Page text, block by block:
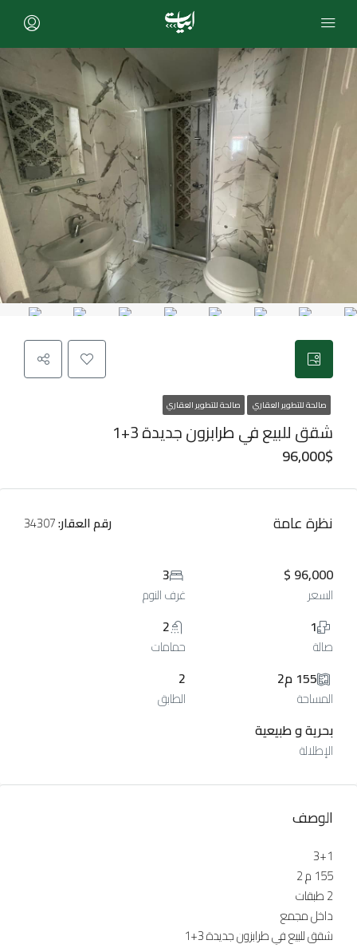
صالحة للتطوير العقاري صالحة للتطوير العقاري
شقق للبيع في طرابزون جديدة 3+1
96,000$
نظرة عامة رقم العقار:
96,000 $
السعر
3
غرف النوم
1
صالة
2
حمامات
155 م2
المساحة
2
الطابق
بحرية و طبيعية
الإطلالة
الوصف
3+1
155 م 2
2 طبقات
داخل مجمع
شقق للبيع في طرابزون جديدة 3+1